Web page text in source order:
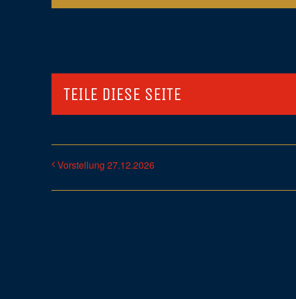
TEILE DIESE SEITE
Vorstellung 27.12.2026